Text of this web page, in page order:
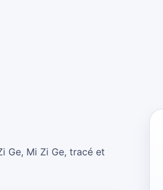
Ge, Mi Zi Ge, tracé et